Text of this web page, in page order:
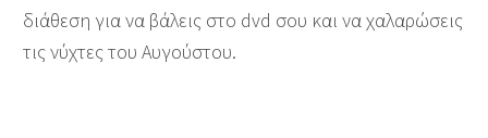
διάθεση για να βάλεις στο dvd σου και να χαλαρώσεις
τις νύχτες του Αυγούστου.